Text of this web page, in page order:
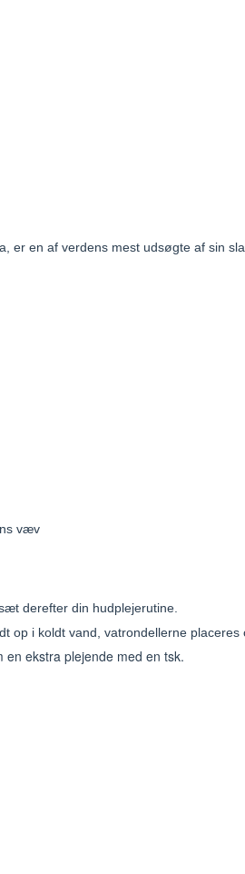
er en af verdens mest udsøgte af sin
væv
derefter din hudplejerutine.
op i koldt vand, vatrondellerne
ekstra plejende med en tsk.